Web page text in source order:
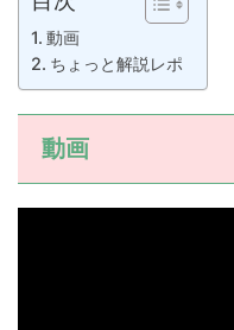
動画
ちょっと解説レポ
動画